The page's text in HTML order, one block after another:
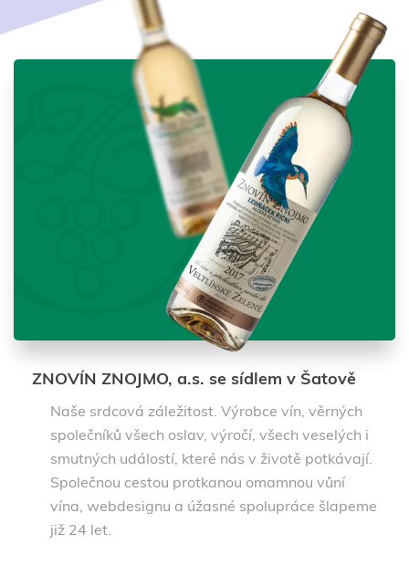
ZNOVÍN ZNOJMO, a.s. se sídlem v Šatově
Naše srdcová záležitost. Výrobce vín, věrných
společníků všech oslav, výročí, všech veselých i
smutných událostí, které nás v životě potkávají.
Společnou cestou protkanou omamnou vůní
vína, webdesignu a úžasné spolupráce šlapeme
již 24 let.